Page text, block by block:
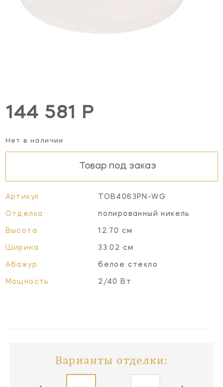
144 581 Р
Нет в наличии
Товар под заказ
Артикул TOB4063PN-WG
Отделка полированный никель
Высота 12.70 см
Ширина 33.02 см
Абажур белое стекло
Мощность 2/40 Вт
Варианты отделки: